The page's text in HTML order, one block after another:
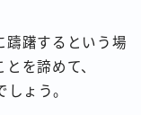
躊躇するという場
を諦めて、
ょう。